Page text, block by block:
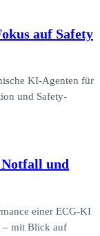
auf Safety
KI-Agenten für
und Safety-
und
einer ECG-KI
– mit Blick auf